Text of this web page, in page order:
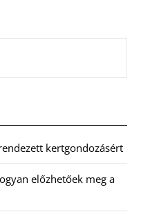
kertgondozásért
előzhetőek meg a